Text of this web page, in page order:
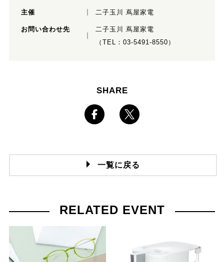
主催 二子玉川 蔦屋家電
お問い合わせ先
二子玉川 蔦屋家電
（TEL：03-5491-8550）
SHARE
一覧に戻る
RELATED EVENT